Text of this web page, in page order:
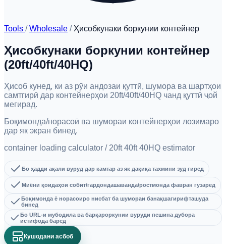
Tools / Wholesale / Ҳисобкунаки боркунии контейнер
Ҳисобкунаки боркунии контейнер
(20ft/40ft/40HQ)
Ҳисоб кунед, ки аз рӯи андозаи қуттӣ, шумора ва шартҳои
самтгирӣ дар контейнерҳои 20ft/40ft/40HQ чанд қуттӣ ҷой
мегирад.
Боқимонда/норасоӣ ва шумораи контейнерҳои лозимаро
дар як экран бинед.
container loading calculator / 20ft 40ft 40HQ estimator
Бо ҳадди ақали вуруд дар камтар аз як дақиқа тахмини зуд гиред
Миёни қоидаҳои собит/гардондашаванда/ростмонда фавран гузаред
Боқимонда ё норасоиро нисбат ба шумораи банақшагирифташуда
бинед
Бо URL-и мубодила ва барқароркунии вуруди пешина дубора
истифода баред
Кушодани асбоб